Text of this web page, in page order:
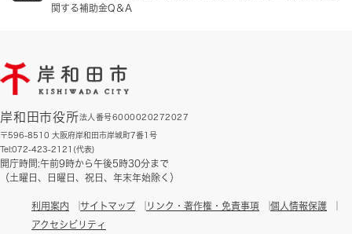
関する補助金Q＆A
岸和田市役所法人番号6000020272027
〒596-8510 大阪府岸和田市岸城町7番1号
Tel:072-423-2121(代表)
開庁時間:午前9時から午後5時30分まで
（土曜日、日曜日、祝日、年末年始除く）
利用案内 サイトマップ リンク・著作権・免責事項
個人情報保護
アクセシビリティ